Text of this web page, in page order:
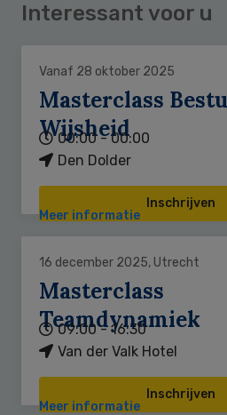
Interessant voor u
Vanaf 28 oktober 2025
Masterclass
Wijsheid
00:00 - 00:00
Den Dolder
Inschrijven
Meer informatie
16 december 2025, Utrecht
Masterclass
Teamdynamiek
09:00 - 16:30
Van der Valk Hotel
Inschrijven
Meer informatie